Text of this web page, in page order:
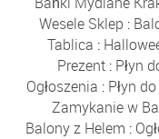
Wesele Sklep :
Tablica :
Prezent : Płyn
Ogłoszenia : Płyn
Zamykanie w
Balony z Helem :